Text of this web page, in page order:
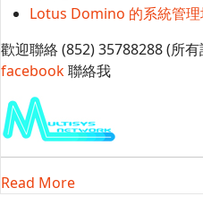
Lotus Domino 的系統管理
歡迎聯絡 (852) 35788288 (所
facebook聯絡我
Read More